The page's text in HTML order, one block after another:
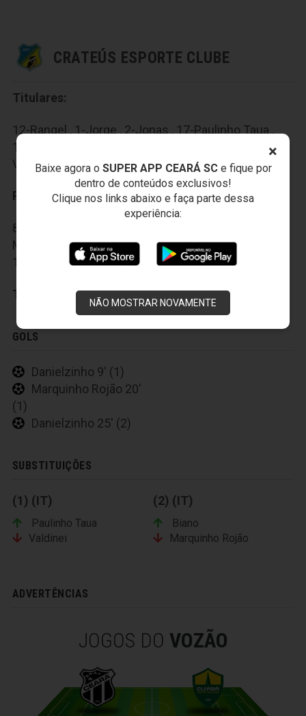
×
Baixe agora o SUPER APP CEARÁ SCe fique por
dentro de conteúdos exclusivos!
Clique nos links abaixo e faça parte dessa
experiência:
NÃO MOSTRAR NOVAMENTE
CRATEÚS ESPORTE CLUBE
Titulares:
12-Rangel , 1-Jorge , 2-Jonas , 17-Paulinho Taua ,
19-Bruno Almir , 10-Bolinha , 3-Branco , 4-Gel , 5-
Valdinei , 6-Fifi , 7-Juninho
Reservas:
8-Danielzinho , 13-Marcelo , 9-Romario , 11-
Marquinho Rojão , 14-Ilgner , 20-Biano , 15-Dondon ,
18-Tiago , 16-Paulinho
Técnico: Ivan
GOLS
Danielzinho 9' (1)
Marquinho Rojão 20'
(1)
Danielzinho 25' (2)
SUBSTITUIÇÕES
(1) (IT)
Paulinho Taua
Valdinei
(2) (IT)
Biano
Marquinho Rojão
ADVERTÊNCIAS
JOGOS DO VOZÃO